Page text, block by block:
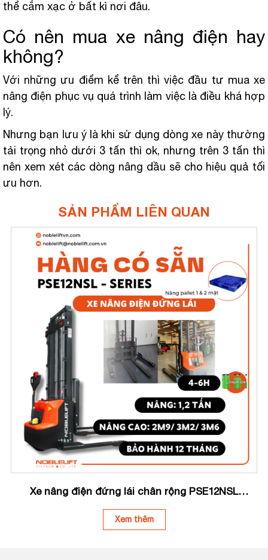
thể cắm xạc ở bất kì nơi đâu.
Có nên mua xe nâng điện hay
không?
Với những ưu điểm kể trên thì việc đầu tư mua xe
nâng điện phục vụ quá trình làm việc là điều khá hợp
lý.
Nhưng bạn lưu ý là khi sử dụng dòng xe này thường
tải trọng nhỏ dưới 3 tấn thì ok, nhưng trên 3 tấn thì
nên xem xét các dòng nâng dầu sẽ cho hiệu quả tối
ưu hơn.
SẢN PHẨM LIÊN QUAN
Xe nâng điện đứng lái chân rộng PSE12NSL
Xem thêm